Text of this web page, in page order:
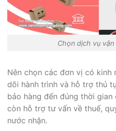
Chọn dịch vụ
Nên chọn các đơn vị có kinh
dõi hành trình và hỗ trợ thủ
bảo hàng đến đúng thời gian
còn hỗ trợ tư vấn về thuế,
nước nhận.